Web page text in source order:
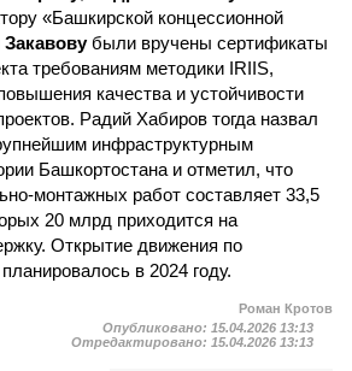
«Башкирской концессионной
были вручены сертификаты
требованиям методики IRIIS,
качества и устойчивости
Радий Хабиров тогда назвал
инфраструктурным
Башкортостана и отметил, что
монтажных работ составляет 33,5
20 млрд приходится на
Открытие движения по
в 2024 году.
Роман Кротов
Опубликовано: 15.04.2026 13:13
Отредактировано: 15.04.2026 13:13